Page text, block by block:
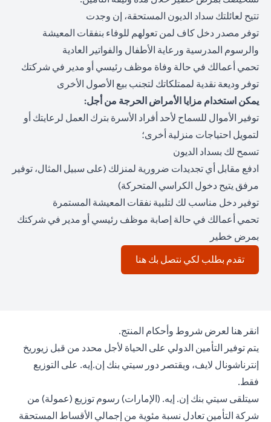
تتيح لعائلتك سداد الديون المستحقة، إن وجدت
توفر مصدر دخل كاف لمن تعولهم للوفاء بنفقات المعيشة
والرسوم المدرسية ورعاية الأطفال والفواتير العادية
تحمي أعمالك في حالة وفاة موظف رئيسي أو مدير في شركتك
توفر وديعة نقدية لممتلكاتك لتجنب بيع الأصول الأخرى
يمكن استخدام مزايا الأمراض الحرجة من أجل:
توفير الأموال للسماح لأحد أفراد الأسرة بترك العمل لرعايتك أو
لتمويل احتياجات منزلية أخرى؛
تسمح لك بسداد الديون
ادفع مقابل أي تجديدات ضرورية لمنزلك (على سبيل المثال، توفير
مرفق يتيح دخول الكراسي المتحركة)
توفير دخل مناسب لك لتلبية نفقات المعيشة المستمرة
تحمي أعمالك في حالة إصابة موظف رئيسي أو مدير في شركتك
بمرض خطير
تقدم بطلب لكي نتصل بك هنا
انقر هنا لعرض شروط وأحكام المنتج.
يتم توفير التأمين الدولي على الحياة لأجل محدد من قبل زيوريخ
إنترناشونال لايف، ويقتصر دور سيتي بنك إن.إيه. على التوزيع
فقط.
سيتلقى سيتي بنك إن. إيه. (الإمارات) رسوم توزيع (عمولة) من
شركة التأمين تعادل نسبة مئوية من إجمالي الأقساط المستحقة